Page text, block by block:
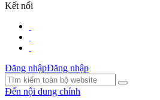
Kết nối
Đăng nhậpĐăng nhập
Đến nội dung chính